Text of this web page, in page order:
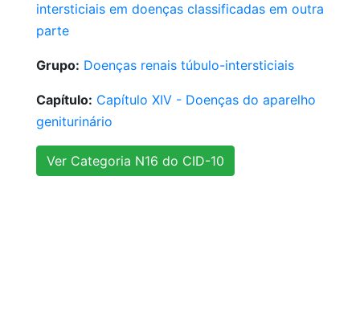
intersticiais em doenças classificadas em outra
parte
Grupo: Doenças renais túbulo-intersticiais
Capítulo: Capítulo XIV - Doenças do aparelho
geniturinário
Ver Categoria N16 do CID-10